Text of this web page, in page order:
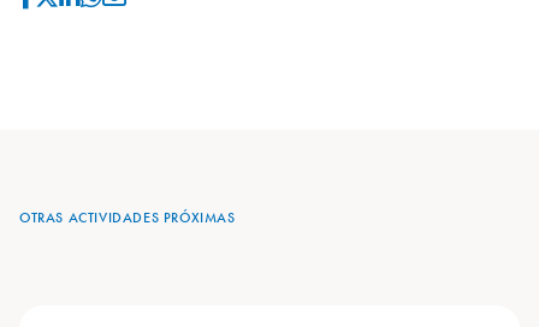
OTRAS ACTIVIDADES PRÓXIMAS